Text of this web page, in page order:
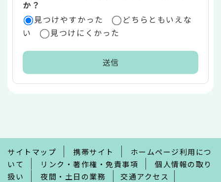
か？
見つけやすかった
どちらともいえな
い
見つけにくかった
で
サイトマップ 携帯サイト
ホームページ利用につ
いて
リンク・著作権・免責事項
個人情報の取り
扱い
夜間・土日の業務 交通アクセス